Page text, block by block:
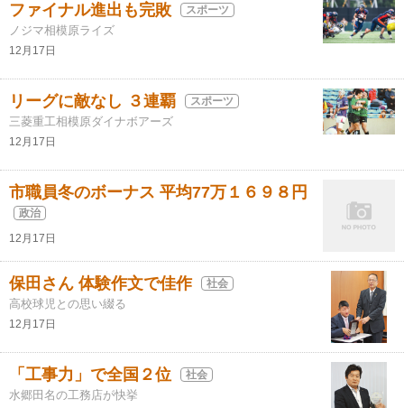
ファイナル進出も完敗 スポーツ
ノジマ相模原ライズ
12月17日
リーグに敵なし ３連覇 スポーツ
三菱重工相模原ダイナボアーズ
12月17日
市職員冬のボーナス 平均77万１６９８円
政治
12月17日
保田さん 体験作文で佳作 社会
高校球児との思い綴る
12月17日
「工事力」で全国２位 社会
水郷田名の工務店が快挙